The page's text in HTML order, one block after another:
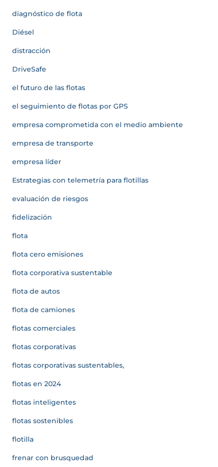
diagnóstico de flota
Diésel
distracción
DriveSafe
el futuro de las flotas
el seguimiento de flotas por GPS
empresa comprometida con el medio ambiente
empresa de transporte
empresa líder
Estrategias con telemetría para flotillas
evaluación de riesgos
fidelización
flota
flota cero emisiones
flota corporativa sustentable
flota de autos
flota de camiones
flotas comerciales
flotas corporativas
flotas corporativas sustentables,
flotas en 2024
flotas inteligentes
flotas sostenibles
flotilla
frenar con brusquedad